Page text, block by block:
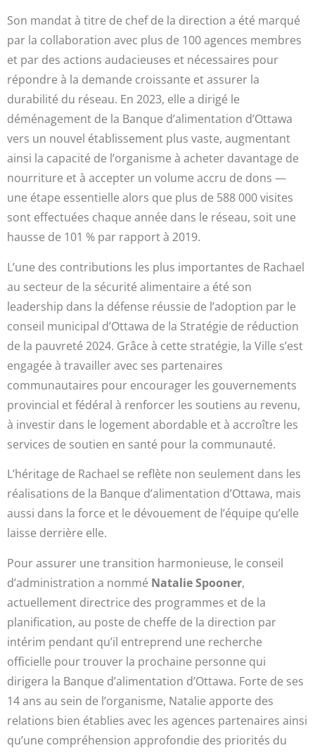
Son mandat à titre de chef de la direction a été marqué
par la collaboration avec plus de 100 agences membres
et par des actions audacieuses et nécessaires pour
répondre à la demande croissante et assurer la
durabilité du réseau. En 2023, elle a dirigé le
déménagement de la Banque d’alimentation d’Ottawa
vers un nouvel établissement plus vaste, augmentant
ainsi la capacité de l’organisme à acheter davantage de
nourriture et à accepter un volume accru de dons —
une étape essentielle alors que plus de 588 000 visites
sont effectuées chaque année dans le réseau, soit une
hausse de 101 % par rapport à 2019.
L’une des contributions les plus importantes de Rachael
au secteur de la sécurité alimentaire a été son
leadership dans la défense réussie de l’adoption par le
conseil municipal d’Ottawa de la Stratégie de réduction
de la pauvreté 2024. Grâce à cette stratégie, la Ville s’est
engagée à travailler avec ses partenaires
communautaires pour encourager les gouvernements
provincial et fédéral à renforcer les soutiens au revenu,
à investir dans le logement abordable et à accroître les
services de soutien en santé pour la communauté.
L’héritage de Rachael se reflète non seulement dans les
réalisations de la Banque d’alimentation d’Ottawa, mais
aussi dans la force et le dévouement de l’équipe qu’elle
laisse derrière elle.
Pour assurer une transition harmonieuse, le conseil
d’administration a nommé Natalie Spooner,
actuellement directrice des programmes et de la
planification, au poste de cheffe de la direction par
intérim pendant qu’il entreprend une recherche
officielle pour trouver la prochaine personne qui
dirigera la Banque d’alimentation d’Ottawa. Forte de ses
14 ans au sein de l’organisme, Natalie apporte des
relations bien établies avec les agences partenaires ainsi
qu’une compréhension approfondie des priorités du